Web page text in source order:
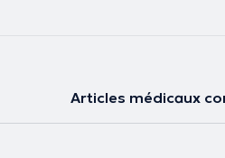
Articles médicaux